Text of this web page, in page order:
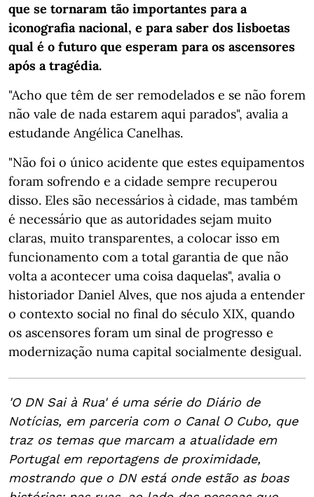
que se tornaram tão importantes para a
iconografia nacional, e para saber dos lisboetas
qual é o futuro que esperam para os ascensores
após a tragédia.
"Acho que têm de ser remodelados e se não forem
não vale de nada estarem aqui parados", avalia a
estudande Angélica Canelhas.
"Não foi o único acidente que estes equipamentos
foram sofrendo e a cidade sempre recuperou
disso. Eles são necessários à cidade, mas também
é necessário que as autoridades sejam muito
claras, muito transparentes, a colocar isso em
funcionamento com a total garantia de que não
volta a acontecer uma coisa daquelas", avalia o
historiador Daniel Alves, que nos ajuda a entender
o contexto social no final do século XIX, quando
os ascensores foram um sinal de progresso e
modernização numa capital socialmente desigual.
'O DN Sai à Rua' é uma série do Diário de
Notícias, em parceria com o Canal O Cubo, que
traz os temas que marcam a atualidade em
Portugal em reportagens de proximidade,
mostrando que o DN está onde estão as boas